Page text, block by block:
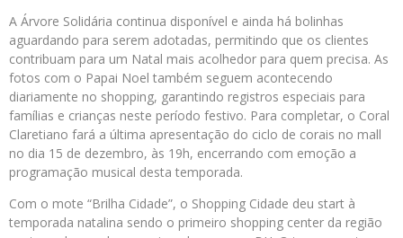
A Árvore Solidária continua disponível e ainda há bolinhas
aguardando para serem adotadas, permitindo que os clientes
contribuam para um Natal mais acolhedor para quem precisa. As
fotos com o Papai Noel também seguem acontecendo
diariamente no shopping, garantindo registros especiais para
famílias e crianças neste período festivo. Para completar, o Coral
Claretiano fará a última apresentação do ciclo de corais no mall
no dia 15 de dezembro, às 19h, encerrando com emoção a
programação musical desta temporada.
Com o mote “Brilha Cidade”, o Shopping Cidade deu start à
temporada natalina sendo o primeiro shopping center da região